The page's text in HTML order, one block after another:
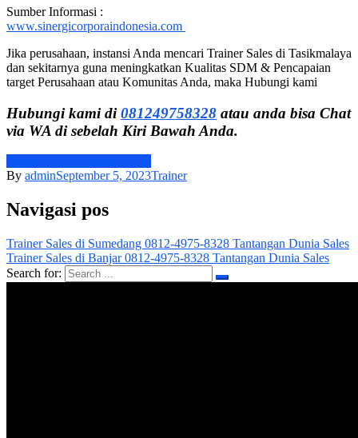
Sumber Informasi :
www.sinergicorporaindonesia.com
Jika perusahaan, instansi Anda mencari Trainer Sales di Tasikmalaya
dan sekitarnya guna meningkatkan Kualitas SDM & Pencapaian
target Perusahaan atau Komunitas Anda, maka Hubungi kami
Hubungi kami di081249758328 atau anda bisa Chat
via WA di sebelah Kiri Bawah Anda.
By adminSeptember 5, 2023Trainer
Navigasi pos
Trainer Sales di Sumedang 0812-4975-8328 Tantangan Dunia Sales
Trainer Sales di Banjar 0812-4975-8328 Tantangan Dunia Sales
Search for: